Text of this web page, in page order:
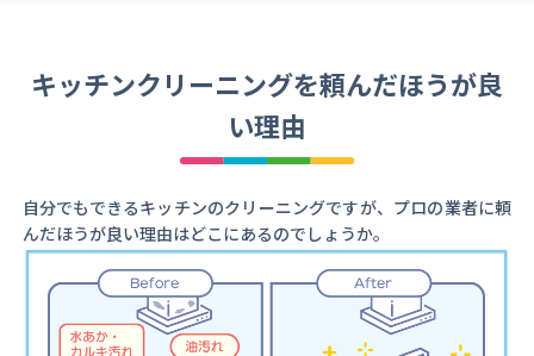
キッチンクリーニングを頼んだほうが良
い理由
自分でもできるキッチンのクリーニングですが、プロの業者に頼
んだほうが良い理由はどこにあるのでしょうか。